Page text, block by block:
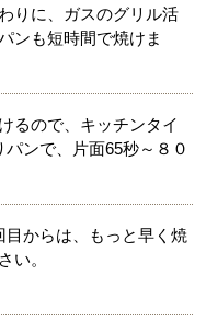
りに、ガスのグリル活
ンも短時間で焼けま
るので、キッチンタイ
ンで、片面65秒～８０
からは、もっと早く焼
い。